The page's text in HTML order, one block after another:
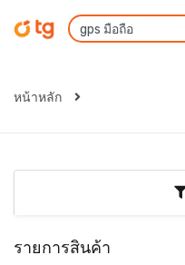
หน้าหลัก
รายการสินค้า